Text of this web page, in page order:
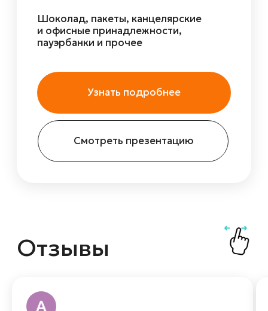
Делитесь отзывами, идеями или
запросами — директор лично
знакомится с каждым обращением.
Мы ценим открытую коммуникацию
и стремимся быстро находить
решения без лишних этапов.
Напишите
директору
напрямую!